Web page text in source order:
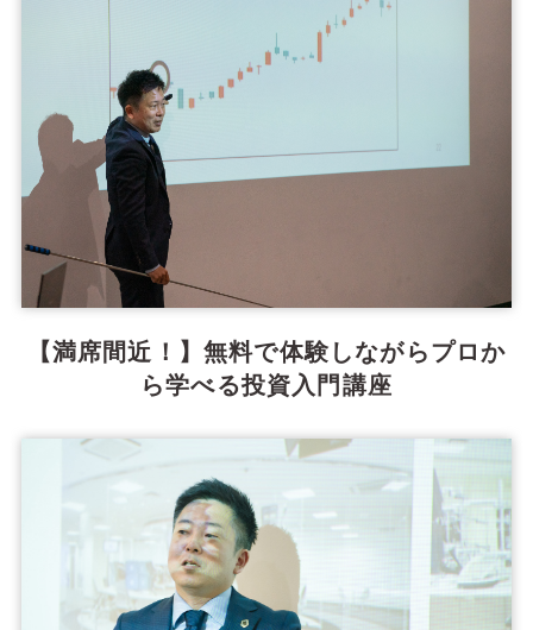
【満席間近！】無料で体験しながらプロか
ら学べる投資入門講座